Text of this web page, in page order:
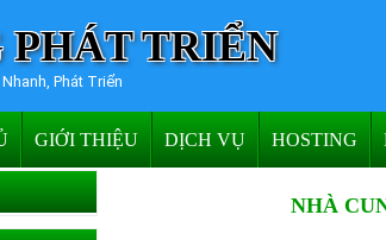
PHÁT TRIỂN
Phát Triển
GIỚI THIỆU DỊCH VỤ HOSTING
NHÀ